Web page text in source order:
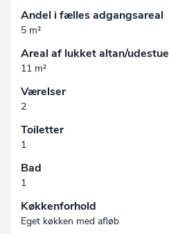
Andel i fælles adgangsareal
5 m²
Areal af lukket altan/udestue
11 m²
Værelser
2
Toiletter
1
Bad
1
Køkkenforhold
Eget køkken med afløb